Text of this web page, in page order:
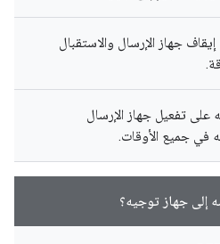
جهاز الإرسال والاستقبال
على تفعيل جهاز الإرسال
في جميع الأوقات.
إلى جهاز توجيه؟